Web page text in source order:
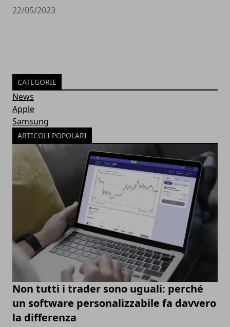
22/05/2023
CATEGORIE
News
Apple
Samsung
ARTICOLI POPOLARI
Non tutti i trader sono uguali: perché
un software personalizzabile fa davvero
la differenza